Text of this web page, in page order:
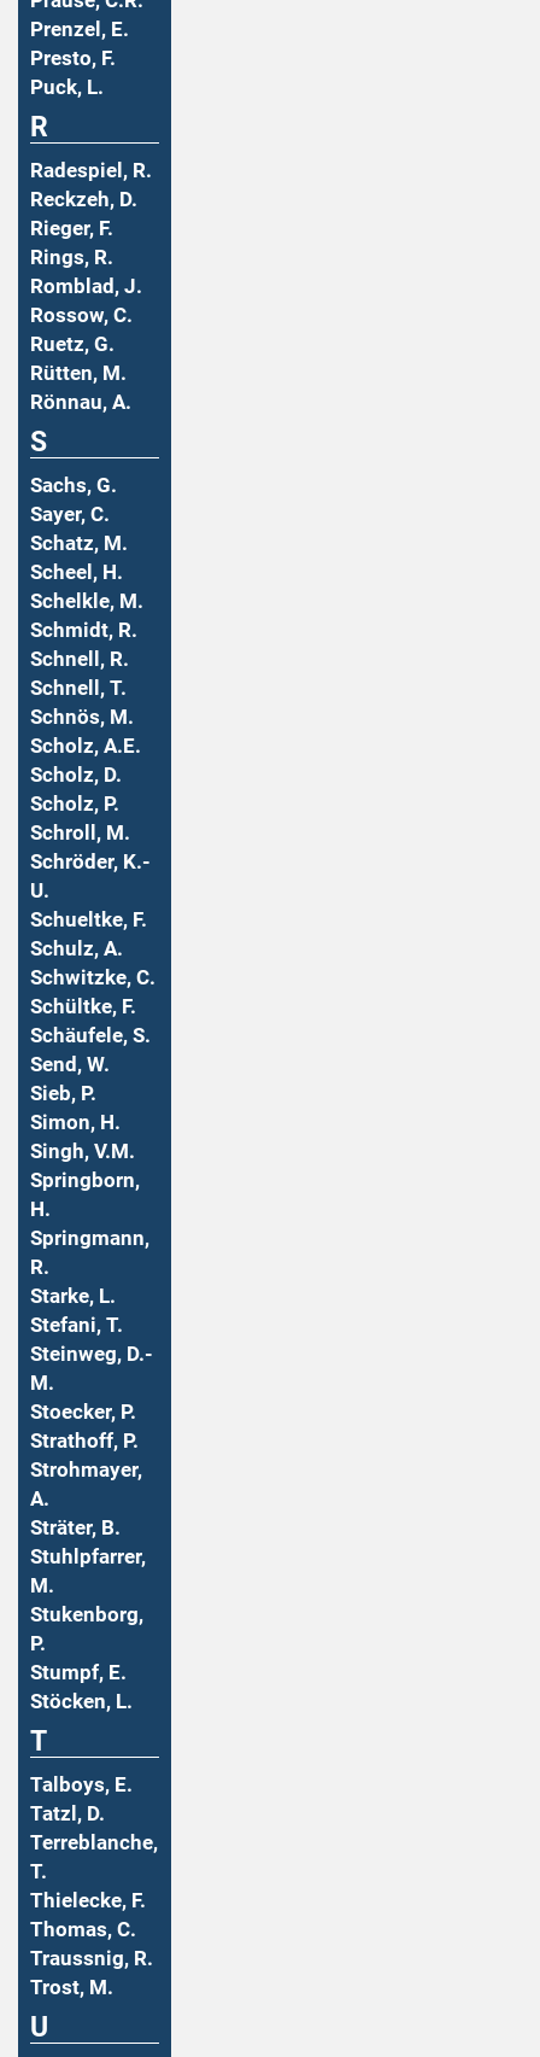
Prenzel, E.
Presto, F.
Puck, L.
R
Radespiel, R.
Reckzeh, D.
Rieger, F.
Rings, R.
Romblad, J.
Rossow, C.
Ruetz, G.
Rütten, M.
Rönnau, A.
S
Sachs, G.
Sayer, C.
Schatz, M.
Scheel, H.
Schelkle, M.
Schmidt, R.
Schnell, R.
Schnell, T.
Schnös, M.
Scholz, A.E.
Scholz, D.
Scholz, P.
Schroll, M.
Schröder, K.-
U.
Schueltke, F.
Schulz, A.
Schwitzke, C.
Schültke, F.
Schäufele, S.
Send, W.
Sieb, P.
Simon, H.
Singh, V.M.
Springborn,
H.
Springmann,
R.
Starke, L.
Stefani, T.
Steinweg, D.-
M.
Stoecker, P.
Strathoff, P.
Strohmayer,
A.
Sträter, B.
Stuhlpfarrer,
M.
Stukenborg,
P.
Stumpf, E.
Stöcken, L.
T
Talboys, E.
Tatzl, D.
Terreblanche,
T.
Thielecke, F.
Thomas, C.
Traussnig, R.
Trost, M.
U